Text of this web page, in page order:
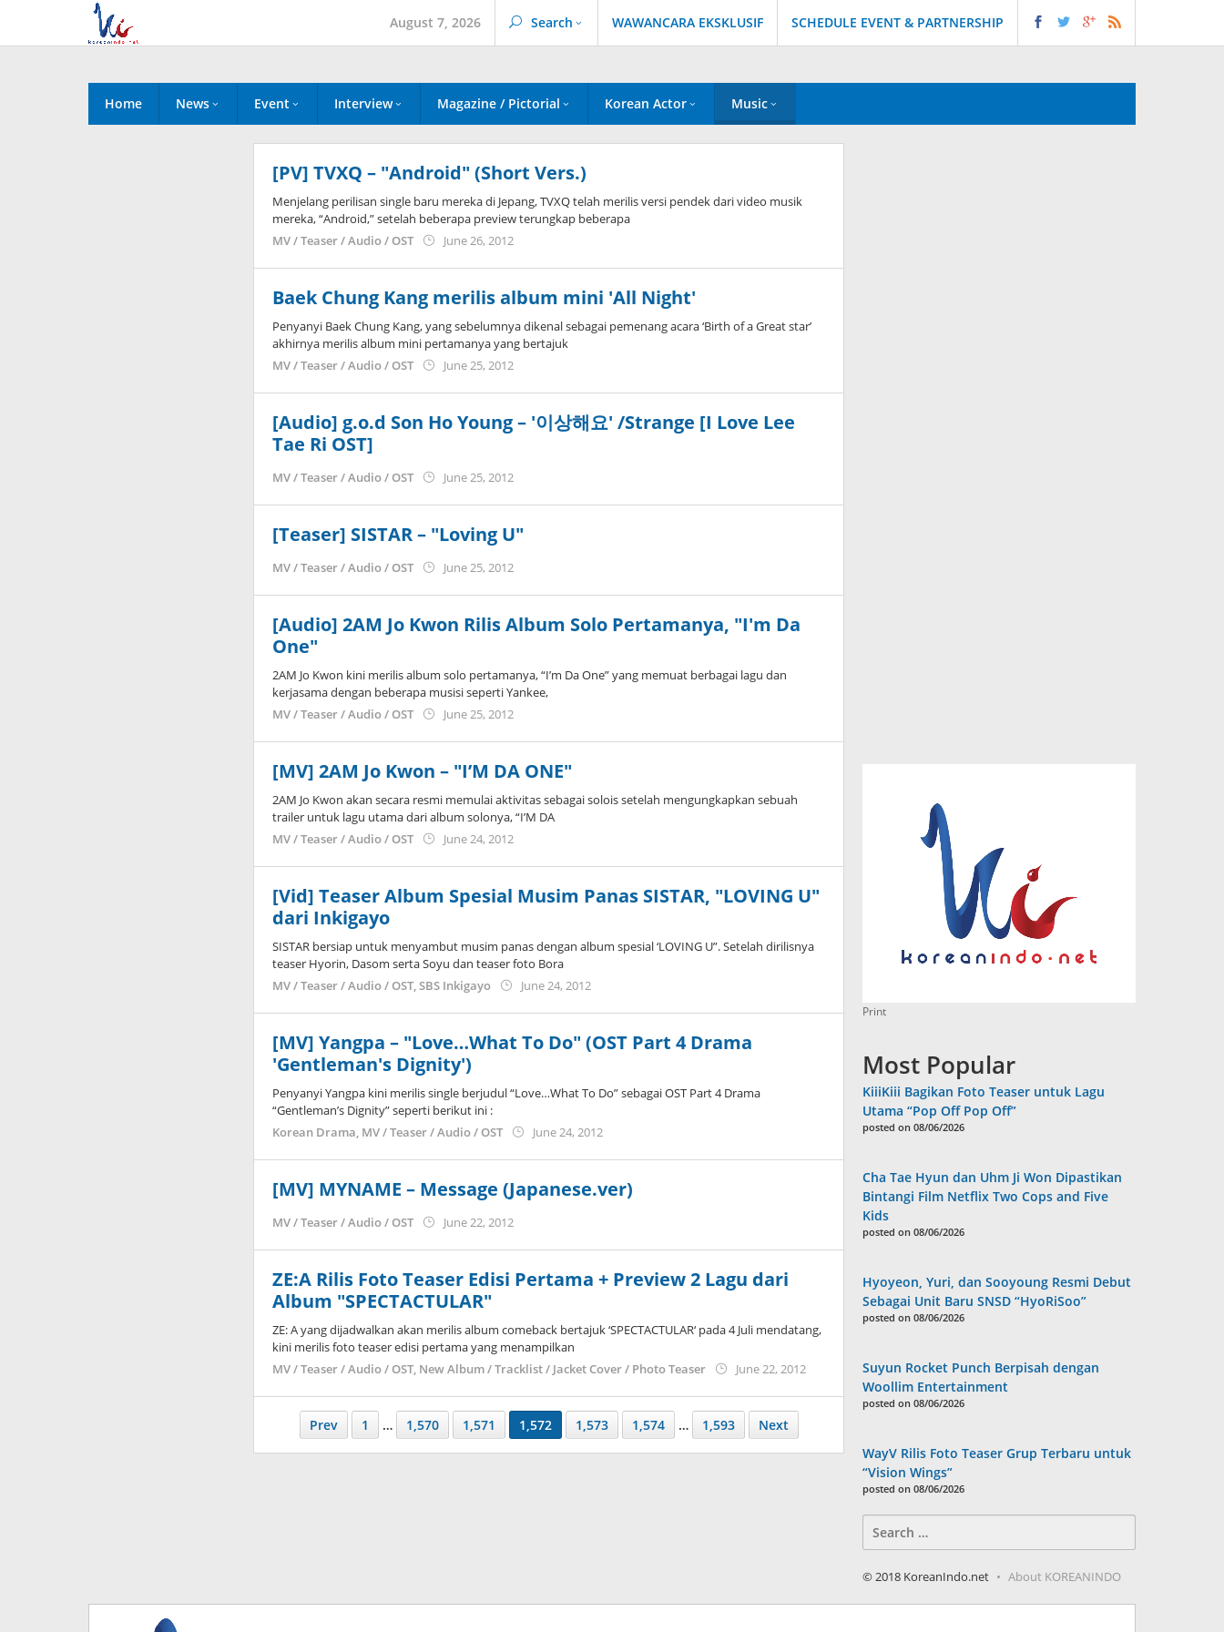
content
August 7, 2026 Search WAWANCARA EKSKLUSIF SCHEDULE EVENT & PARTNERSHIP
Home News Event Interview Magazine / Pictorial Korean Actor Music
[PV] TVXQ – "Android" (Short Vers.)
Menjelang perilisan single baru mereka di Jepang, TVXQ telah merilis versi pendek dari video musik
mereka, “Android,” setelah beberapa preview terungkap beberapa
MV / Teaser / Audio / OST
June 26, 2012by
Baek Chung Kang merilis album mini 'All Night'
Penyanyi Baek Chung Kang, yang sebelumnya dikenal sebagai pemenang acara ‘Birth of a Great star’
akhirnya merilis album mini pertamanya yang bertajuk
MV / Teaser / Audio / OST
June 25, 2012by
[Audio] g.o.d Son Ho Young – '이상해요' /Strange [I Love Lee
Tae Ri OST]
MV / Teaser / Audio / OST June 25, 2012by
[Teaser] SISTAR – "Loving U"
MV / Teaser / Audio / OST June 25, 2012by
[Audio] 2AM Jo Kwon Rilis Album Solo Pertamanya, "I'm Da
One"
2AM Jo Kwon kini merilis album solo pertamanya, “I’m Da One” yang memuat berbagai lagu dan
kerjasama dengan beberapa musisi seperti Yankee,
MV / Teaser / Audio / OST
June 25, 2012by
[MV] 2AM Jo Kwon – "I’M DA ONE"
2AM Jo Kwon akan secara resmi memulai aktivitas sebagai solois setelah mengungkapkan sebuah
trailer untuk lagu utama dari album solonya, “I’M DA
MV / Teaser / Audio / OST
June 24, 2012by
[Vid] Teaser Album Spesial Musim Panas SISTAR, "LOVING U"
dari Inkigayo
SISTAR bersiap untuk menyambut musim panas dengan album spesial ‘LOVING U”. Setelah dirilisnya
teaser Hyorin, Dasom serta Soyu dan teaser foto Bora
MV / Teaser / Audio / OST,SBS Inkigayo June 24, 2012by
[MV] Yangpa – "Love…What To Do" (OST Part 4 Drama
'Gentleman's Dignity')
Penyanyi Yangpa kini merilis single berjudul “Love…What To Do” sebagai OST Part 4 Drama
“Gentleman’s Dignity” seperti berikut ini :
Korean Drama, MV / Teaser / Audio / OST June 24, 2012by
[MV] MYNAME – Message (Japanese.ver)
MV / Teaser / Audio / OST June 22, 2012by
ZE:A Rilis Foto Teaser Edisi Pertama + Preview 2 Lagu dari
Album "SPECTACTULAR"
ZE: A yang dijadwalkan akan merilis album comeback bertajuk ‘SPECTACTULAR‘ pada 4 Juli mendatang,
kini merilis foto teaser edisi pertama yang menampilkan
MV / Teaser / Audio / OST, New Album / Tracklist / Jacket Cover / Photo Teaser June 22, 2012by
Koreanindo
Prev 1 … 1,570 1,571 1,572 1,573 1,574 … 1,593 Next
Print
Most Popular
KiiiKiii Bagikan Foto Teaser untuk Lagu
Utama “Pop Off Pop Off”
posted on 08/06/2026
Cha Tae Hyun dan Uhm Ji Won Dipastikan
Bintangi Film Netflix Two Cops and Five
Kids
posted on 08/06/2026
Hyoyeon, Yuri, dan Sooyoung Resmi Debut
Sebagai Unit Baru SNSD “HyoRiSoo”
posted on 08/06/2026
Suyun Rocket Punch Berpisah dengan
Woollim Entertainment
posted on 08/06/2026
WayV Rilis Foto Teaser Grup Terbaru untuk
“Vision Wings”
posted on 08/06/2026
for:
© 2018 KoreanIndo.net About KOREANINDO